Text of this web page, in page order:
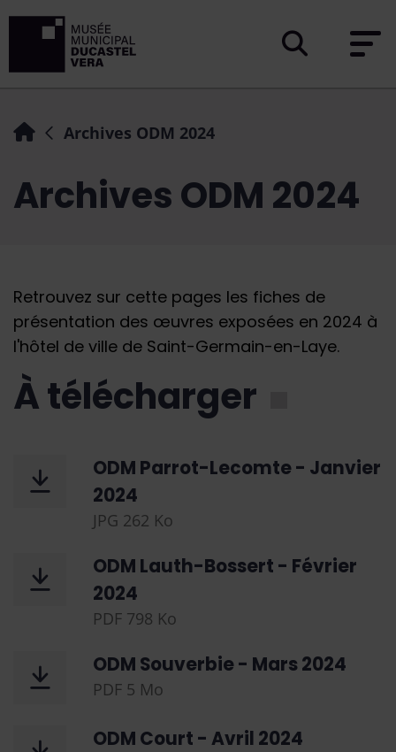
Page d'accueil du site
Archives ODM 2024
Archives ODM 2024
Retrouvez sur cette pages les fiches de
présentation des œuvres exposées en 2024 à
l'hôtel de ville de Saint-Germain-en-Laye.
À télécharger
ODM Parrot-Lecomte - Janvier
2024
JPG 262 Ko
ODM Lauth-Bossert - Février
2024
PDF 798 Ko
ODM Souverbie - Mars 2024
PDF 5 Mo
ODM Court - Avril 2024